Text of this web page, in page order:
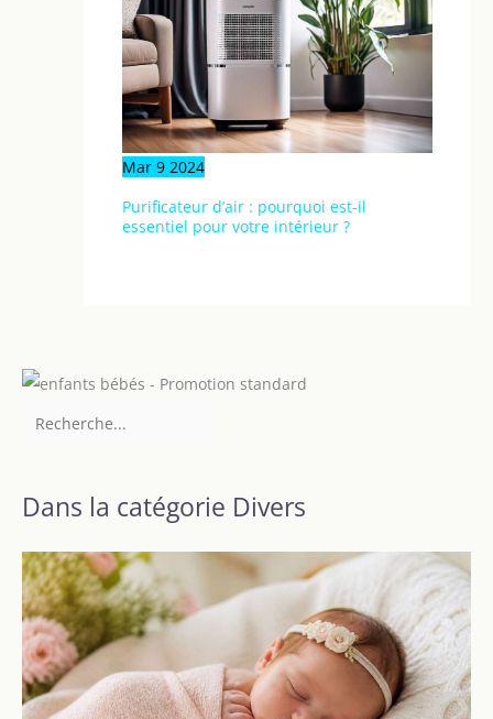
Mar 9 2024
Purificateur d’air : pourquoi est-il
essentiel pour votre intérieur ?
Dans la catégorie Divers